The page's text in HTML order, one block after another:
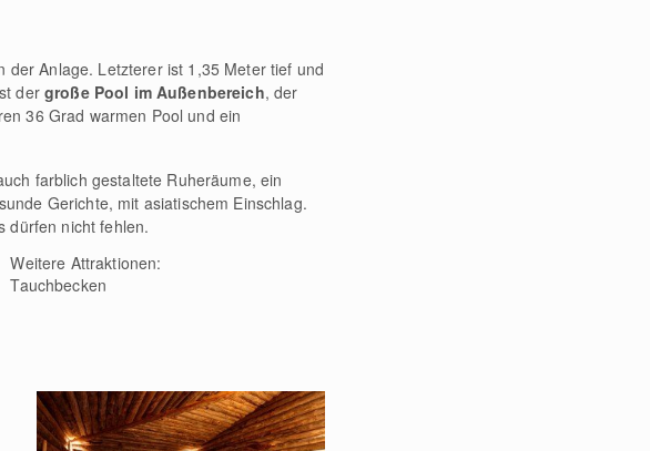
der Anlage. Letzterer ist 1,35 Meter tief und
dergroße Pool im Außenbereich, der
36 Grad warmen Pool und ein
farblich gestaltete Ruheräume, ein
Gerichte, mit asiatischem Einschlag.
dürfen nicht fehlen.
Weitere Attraktionen:
Tauchbecken